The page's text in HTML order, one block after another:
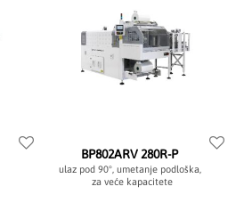
BP802ARV 280R-P
ulaz pod 90°, umetanje podloška,
za veće kapacitete